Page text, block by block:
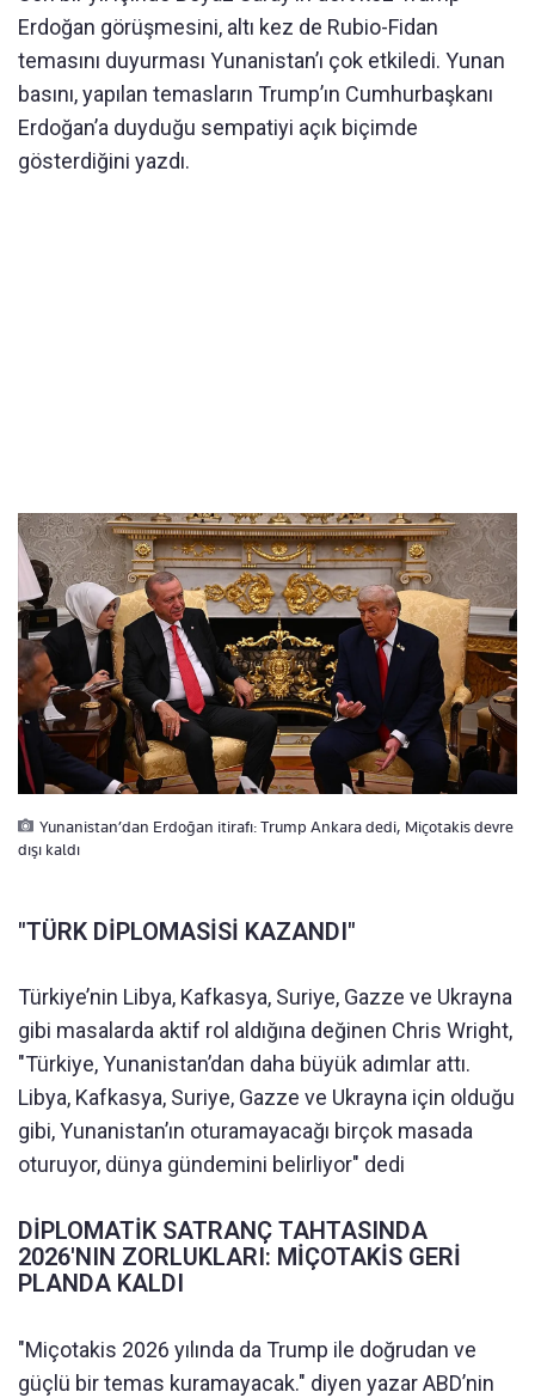
Erdoğan görüşmesini, altı kez de Rubio-Fidan
temasını duyurması Yunanistan’ı çok etkiledi. Yunan
basını, yapılan temasların Trump’ın Cumhurbaşkanı
Erdoğan’a duyduğu sempatiyi açık biçimde
gösterdiğini yazdı.
Yunanistan’dan Erdoğan itirafı: Trump Ankara dedi, Miçotakis devre
dışı kaldı
"TÜRK DİPLOMASİSİ KAZANDI"
Türkiye’nin Libya, Kafkasya, Suriye, Gazze ve Ukrayna
gibi masalarda aktif rol aldığına değinen Chris Wright,
"Türkiye, Yunanistan’dan daha büyük adımlar attı.
Libya, Kafkasya, Suriye, Gazze ve Ukrayna için olduğu
gibi, Yunanistan’ın oturamayacağı birçok masada
oturuyor, dünya gündemini belirliyor" dedi
DİPLOMATİK SATRANÇ TAHTASINDA
2026'NIN ZORLUKLARI: MİÇOTAKİS GERİ
PLANDA KALDI
"Miçotakis 2026 yılında da Trump ile doğrudan ve
güçlü bir temas kuramayacak." diyen yazar ABD’nin